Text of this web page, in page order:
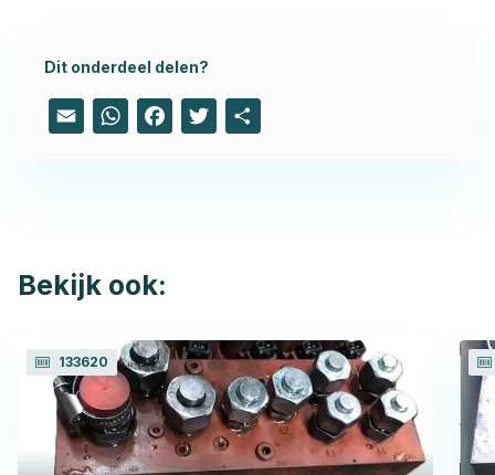
Dit onderdeel delen?
Email WhatsAppFacebook
Twitter
Bekijk ook:
133620